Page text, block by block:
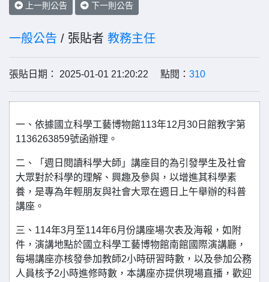
上一則公告 下一則公告
一般公告 / 張貼者 教務主任
張貼日期： 2025-01-01 21:20:22 點閱： 310
一、依據國立科學工藝博物館113年12月30日館教字第
1136263859號函辦理。
二、「週日閱讀科學大師」講座目的為引發學生及社會
大眾對於科學的理解、興趣及參與，以增進其科學素
養，是專為年輕朋友與社會大眾在週日上午舉辦的科普
講座。
三、114年3月至114年6月份講座場次表及海報，如附
件，演講地點於國立科學工藝博物館南館國際演講廳，
每場講座亦核發參加教師2小時研習時數，以及參加公務
人員核予2小時進修時數，本講座亦提供現場直播，歡迎